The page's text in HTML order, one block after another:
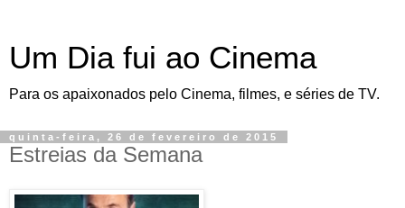
Um Dia fui ao Cinema
Para os apaixonados pelo Cinema, filmes, e séries de TV.
quinta-feira, 26 de fevereiro de 2015
Estreias da Semana